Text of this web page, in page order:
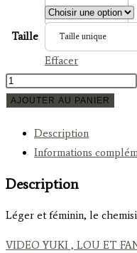
FLEURS
Taille Taille unique
Effacer
quantité
de
VERVEINE
FLEURS
AJOUTER AU PANIER
Description
Informations
Description
Léger et féminin, le
VIDEO YUKI , LOU ET